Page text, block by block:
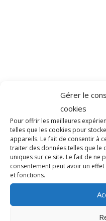
Gérer le
cookies
Pour offrir les meilleures
telles que les cookies pour
appareils. Le fait de consentir à
traiter des données telles que le
uniques sur ce site. Le fait de ne
consentement peut avoir un
et fonctions.